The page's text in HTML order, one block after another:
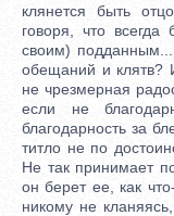
клянется быть
говоря, что всегда
своим) подданным...
обещаний и клятв?
не чрезмерная
если не
благодарность за
титло не по
Не так принимает
он берет ее, как
никому не